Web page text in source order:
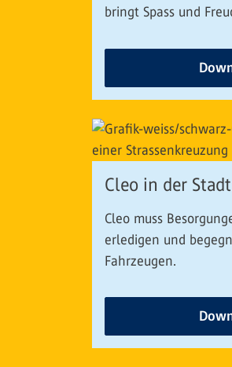
bringt Spass und
Cleo in der Stadt
Cleo muss
erledigen und
Fahrzeugen.